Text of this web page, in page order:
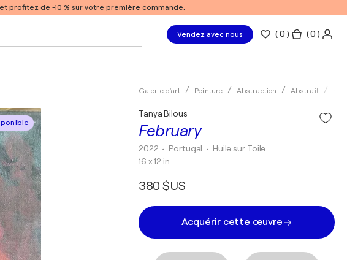
profitez de -10 % sur votre première commande.
Vendez avec nous (0 ) ( 0 )
Galerie d'art Peinture Abstraction Abstrait
February
Tanya Bilous
2022 • Portugal • Huile sur Toile
16 x 12 in
380 $US
Acquérir cette œuvre